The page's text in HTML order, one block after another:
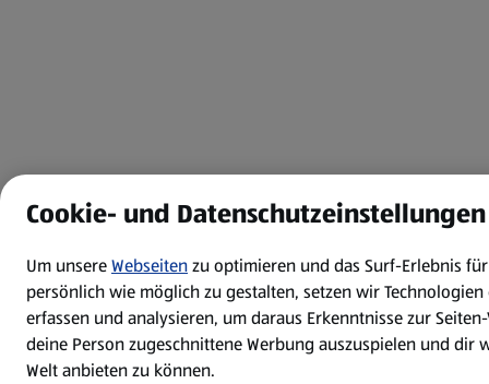
Cookie- und Datenschutzeinstellungen
Um unsereWebseitenzu optimieren und das Surf-Erlebnis
persönlich wie möglich zu gestalten, setzen wir
erfassen und analysieren, um daraus Erkenntnisse zur
deine Person zugeschnittene Werbung auszuspielen und dir
Welt anbieten zu können.